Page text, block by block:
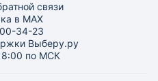
связи
в MAX
34-23
Выберу.ру
по МСК